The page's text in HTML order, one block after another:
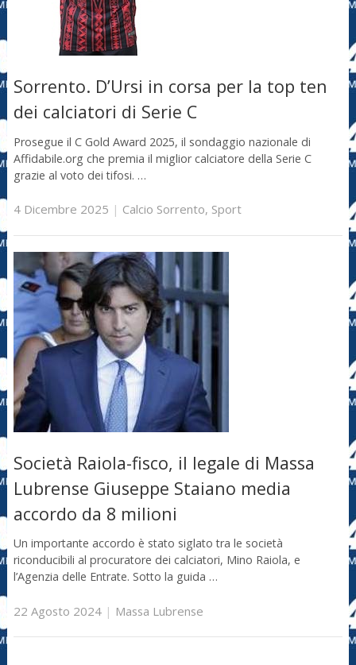
Sorrento. D’Ursi in corsa per la top ten
dei calciatori di Serie C
Prosegue il C Gold Award 2025, il sondaggio nazionale di
Affidabile.org che premia il miglior calciatore della Serie C
grazie al voto dei tifosi. …
4 Dicembre 2025 | Calcio Sorrento, Sport
Società Raiola-fisco, il legale di Massa
Lubrense Giuseppe Staiano media
accordo da 8 milioni
Un importante accordo è stato siglato tra le società
riconducibili al procuratore dei calciatori, Mino Raiola, e
l’Agenzia delle Entrate. Sotto la guida …
22 Agosto 2024| Massa Lubrense